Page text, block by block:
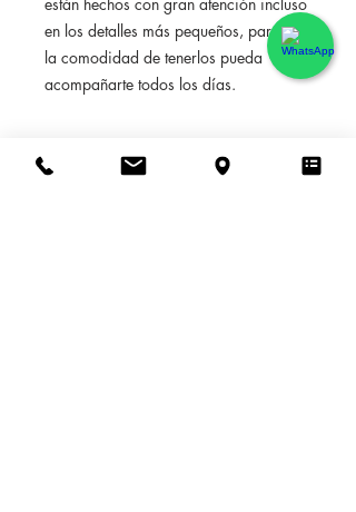
en los detalles más pequeños, para que
la comodidad de tenerlos pueda
acompañarte todos los días.